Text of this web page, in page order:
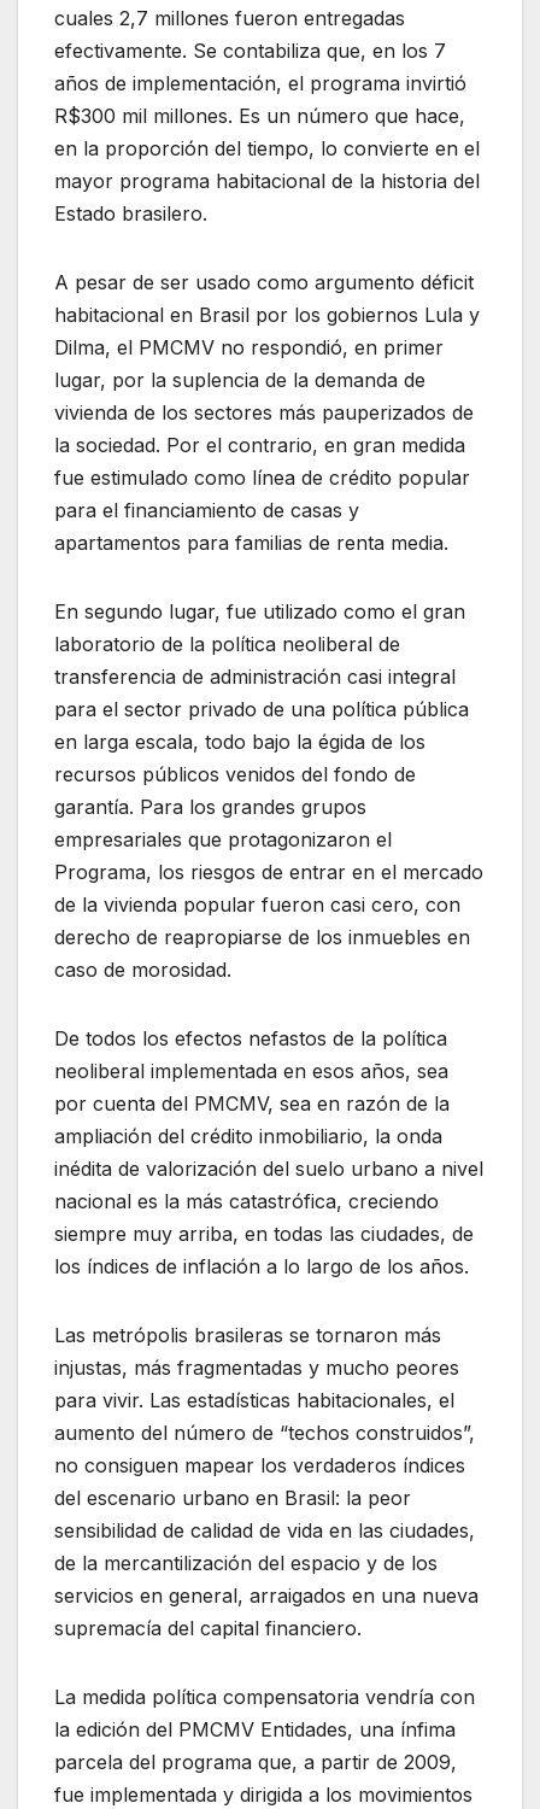
cuales 2,7 millones fueron entregadas
efectivamente. Se contabiliza que, en los 7
años de implementación, el programa invirtió
R$300 mil millones. Es un número que hace,
en la proporción del tiempo, lo convierte en el
mayor programa habitacional de la historia del
Estado brasilero.
A pesar de ser usado como argumento déficit
habitacional en Brasil por los gobiernos Lula y
Dilma, el PMCMV no respondió, en primer
lugar, por la suplencia de la demanda de
vivienda de los sectores más pauperizados de
la sociedad. Por el contrario, en gran medida
fue estimulado como línea de crédito popular
para el financiamiento de casas y
apartamentos para familias de renta media.
En segundo lugar, fue utilizado como el gran
laboratorio de la política neoliberal de
transferencia de administración casi integral
para el sector privado de una política pública
en larga escala, todo bajo la égida de los
recursos públicos venidos del fondo de
garantía. Para los grandes grupos
empresariales que protagonizaron el
Programa, los riesgos de entrar en el mercado
de la vivienda popular fueron casi cero, con
derecho de reapropiarse de los inmuebles en
caso de morosidad.
De todos los efectos nefastos de la política
neoliberal implementada en esos años, sea
por cuenta del PMCMV, sea en razón de la
ampliación del crédito inmobiliario, la onda
inédita de valorización del suelo urbano a nivel
nacional es la más catastrófica, creciendo
siempre muy arriba, en todas las ciudades, de
los índices de inflación a lo largo de los años.
Las metrópolis brasileras se tornaron más
injustas, más fragmentadas y mucho peores
para vivir. Las estadísticas habitacionales, el
aumento del número de “techos construidos”,
no consiguen mapear los verdaderos índices
del escenario urbano en Brasil: la peor
sensibilidad de calidad de vida en las ciudades,
de la mercantilización del espacio y de los
servicios en general, arraigados en una nueva
supremacía del capital financiero.
La medida política compensatoria vendría con
la edición del PMCMV Entidades, una ínfima
parcela del programa que, a partir de 2009,
fue implementada y dirigida a los movimientos